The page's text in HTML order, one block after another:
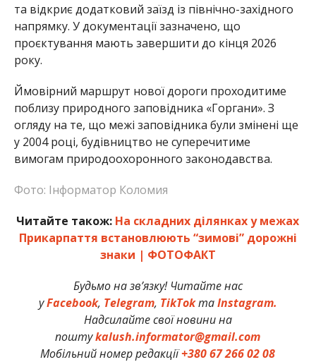
та відкриє додатковий заїзд із північно-західного
напрямку. У документації зазначено, що
проєктування мають завершити до кінця 2026
року.
Ймовірний маршрут нової дороги проходитиме
поблизу природного заповідника «Горгани». З
огляду на те, що межі заповідника були змінені ще
у 2004 році, будівництво не суперечитиме
вимогам природоохоронного законодавства.
Фото: Інформатор Коломия
Читайте також: На складних ділянках у межах
Прикарпаття встановлюють “зимові” дорожні
знаки | ФОТОФАКТ
Будьмо на зв’язку! Читайте нас
уFacebook, Telegram, TikTokтаInstagram.
Надсилайте свої новини на
поштуkalush.informator@gmail.com
Мобільний номер редакції+380 67 266 02 08